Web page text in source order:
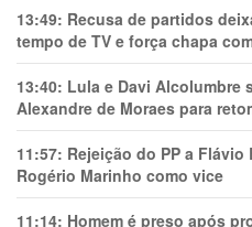
13:49: Recusa de partidos
tempo de TV e força chapa
13:40: Lula e Davi Alcolumbre
Alexandre de Moraes para
11:57: Rejeição do PP a
Rogério Marinho como vice
11:14: Homem é preso após